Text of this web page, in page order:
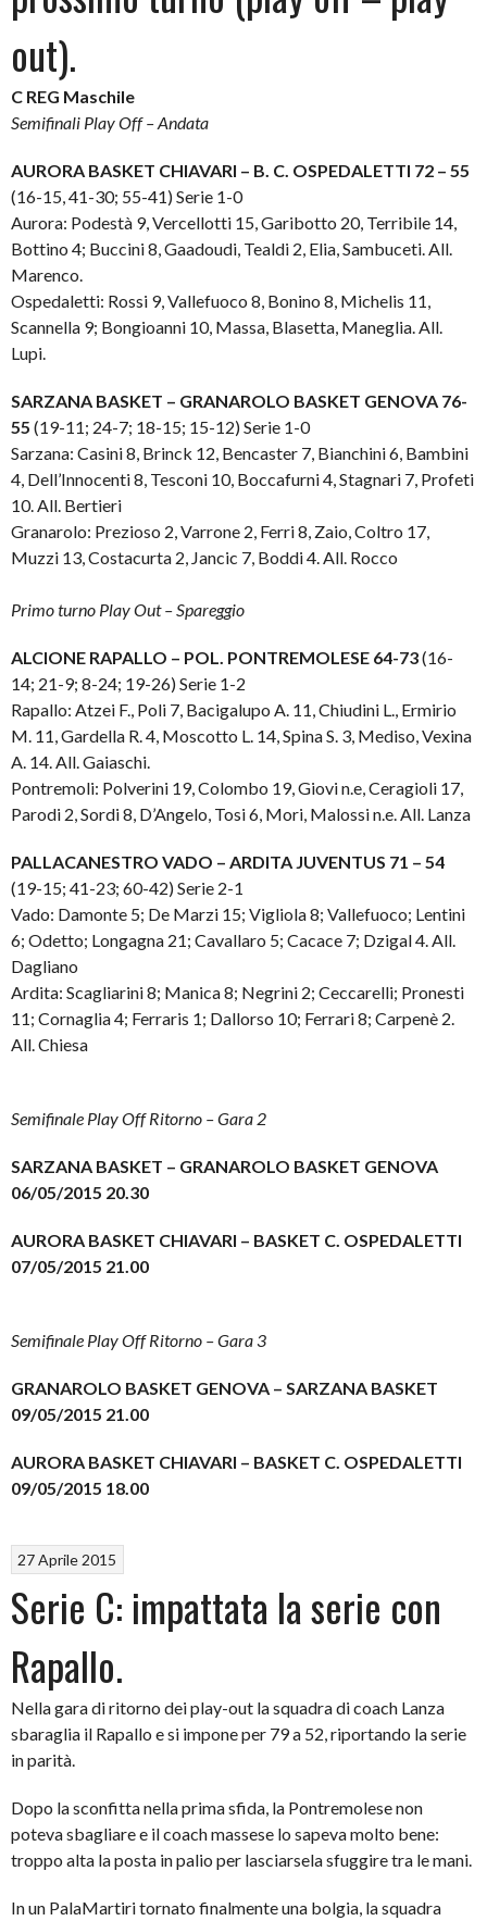
out).
C REG Maschile
Semifinali Play Off – Andata
AURORA BASKET CHIAVARI – B. C. OSPEDALETTI 72 – 55
(16-15, 41-30; 55-41) Serie 1-0
Aurora: Podestà 9, Vercellotti 15, Garibotto 20, Terribile 14,
Bottino 4; Buccini 8, Gaadoudi, Tealdi 2, Elia, Sambuceti. All.
Marenco.
Ospedaletti: Rossi 9, Vallefuoco 8, Bonino 8, Michelis 11,
Scannella 9; Bongioanni 10, Massa, Blasetta, Maneglia. All.
Lupi.
SARZANA BASKET – GRANAROLO BASKET GENOVA 76-
55 (19-11; 24-7; 18-15; 15-12) Serie 1-0
Sarzana: Casini 8, Brinck 12, Bencaster 7, Bianchini 6, Bambini
4, Dell’Innocenti 8, Tesconi 10, Boccafurni 4, Stagnari 7, Profeti
10. All. Bertieri
Granarolo: Prezioso 2, Varrone 2, Ferri 8, Zaio, Coltro 17,
Muzzi 13, Costacurta 2, Jancic 7, Boddi 4. All. Rocco
Primo turno Play Out – Spareggio
ALCIONE RAPALLO – POL. PONTREMOLESE 64-73(16-
14; 21-9; 8-24; 19-26) Serie 1-2
Rapallo: Atzei F., Poli 7, Bacigalupo A. 11, Chiudini L., Ermirio
M. 11, Gardella R. 4, Moscotto L. 14, Spina S. 3, Mediso, Vexina
A. 14. All. Gaiaschi.
Pontremoli: Polverini 19, Colombo 19, Giovi n.e, Ceragioli 17,
Parodi 2, Sordi 8, D’Angelo, Tosi 6, Mori, Malossi n.e. All. Lanza
PALLACANESTRO VADO – ARDITA JUVENTUS 71 – 54
(19-15; 41-23; 60-42) Serie 2-1
Vado: Damonte 5; De Marzi 15; Vigliola 8; Vallefuoco; Lentini
6; Odetto; Longagna 21; Cavallaro 5; Cacace 7; Dzigal 4. All.
Dagliano
Ardita: Scagliarini 8; Manica 8; Negrini 2; Ceccarelli; Pronesti
11; Cornaglia 4; Ferraris 1; Dallorso 10; Ferrari 8; Carpenè 2.
All. Chiesa
Semifinale Play Off Ritorno – Gara 2
SARZANA BASKET – GRANAROLO BASKET GENOVA
06/05/2015 20.30
AURORA BASKET CHIAVARI – BASKET C. OSPEDALETTI
07/05/2015 21.00
Semifinale Play Off Ritorno – Gara 3
GRANAROLO BASKET GENOVA – SARZANA BASKET
09/05/2015 21.00
AURORA BASKET CHIAVARI – BASKET C. OSPEDALETTI
09/05/2015 18.00
27 Aprile 2015
Serie C: impattata la serie con
Rapallo.
Nella gara di ritorno dei play-out la squadra di coach Lanza
sbaraglia il Rapallo e si impone per 79 a 52, riportando la serie
in parità.
Dopo la sconfitta nella prima sfida, la Pontremolese non
poteva sbagliare e il coach massese lo sapeva molto bene:
troppo alta la posta in palio per lasciarsela sfuggire tra le mani.
In un PalaMartiri tornato finalmente una bolgia, la squadra